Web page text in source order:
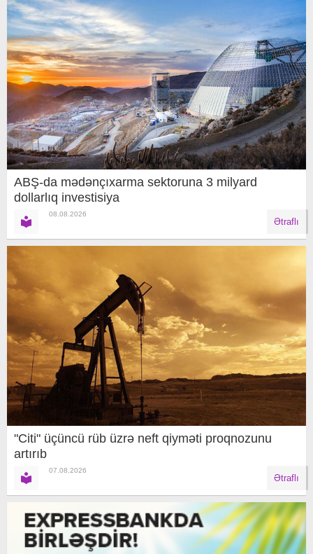
ABŞ-da mədənçıxarma sektoruna 3 milyard
dollarlıq investisiya
08.08.2026
Ətraflı
"Citi" üçüncü rüb üzrə neft qiyməti proqnozunu
artırıb
07.08.2026
Ətraflı